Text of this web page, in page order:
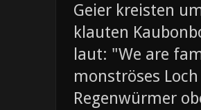
Geier kreisten
klauten
laut: "We are
monströses
Regenwürmer